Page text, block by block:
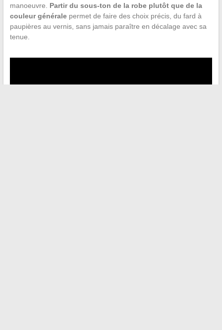
manoeuvre. Partir du sous-ton de la robe plutôt que de la
couleur généralepermet de faire des choix précis, du fard à
paupières au vernis, sans jamais paraître en décalage avec sa
tenue.